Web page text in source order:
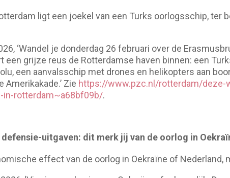
ligt een joekel van een Turks oorlogsschip, ter
‘Wandel je donderdag 26 februari over de
een grijze reus de Rotterdamse haven binnen: een
een aanvalsschip met drones en helikopters aan
Amerikakade.’ Zie https://www.pzc.nl/rotterdam/deze-
in-rotterdam~a68bf09b/.
uitgaven: dit merk jij van de oorlog in
effect van de oorlog in Oekraïne of Nederland,